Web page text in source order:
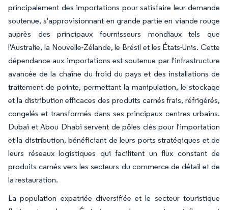
principalement des importations pour satisfaire leur demande
soutenue, s'approvisionnant en grande partie en viande rouge
auprès des principaux fournisseurs mondiaux tels que
l'Australie, la Nouvelle-Zélande, le Brésil et les États-Unis. Cette
dépendance aux importations est soutenue par l'infrastructure
avancée de la chaîne du froid du pays et des installations de
traitement de pointe, permettant la manipulation, le stockage
et la distribution efficaces des produits carnés frais, réfrigérés,
congelés et transformés dans ses principaux centres urbains.
Dubaï et Abou Dhabi servent de pôles clés pour l'importation
et la distribution, bénéficiant de leurs ports stratégiques et de
leurs réseaux logistiques qui facilitent un flux constant de
produits carnés vers les secteurs du commerce de détail et de
la restauration.
La population expatriée diversifiée et le secteur touristique